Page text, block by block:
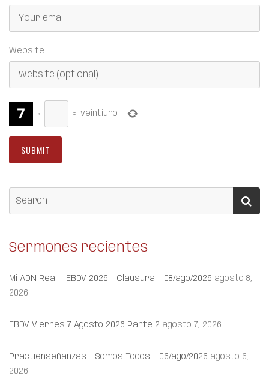
Website
× = veintiuno
Sermones recientes
Mi ADN Real – EBDV 2026 – Clausura – 08/ago/2026 agosto 8,
2026
EBDV Viernes 7 Agosto 2026 Parte 2 agosto 7, 2026
Practienseñanzas – Somos Todos – 06/ago/2026 agosto 6,
2026